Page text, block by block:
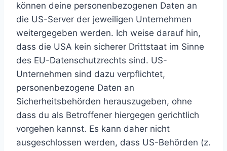
können deine personenbezogenen Daten an
die US-Server der jeweiligen Unternehmen
weitergegeben werden. Ich weise darauf hin,
dass die USA kein sicherer Drittstaat im Sinne
des EU-Datenschutzrechts sind. US-
Unternehmen sind dazu verpflichtet,
personenbezogene Daten an
Sicherheitsbehörden herauszugeben, ohne
dass du als Betroffener hiergegen gerichtlich
vorgehen kannst. Es kann daher nicht
ausgeschlossen werden, dass US-Behörden (z.